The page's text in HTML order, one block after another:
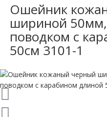
Ошейник
шириной
поводком с
50см 3101-1